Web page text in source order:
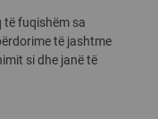
të fuqishëm sa
të jashtme
si dhe janë të